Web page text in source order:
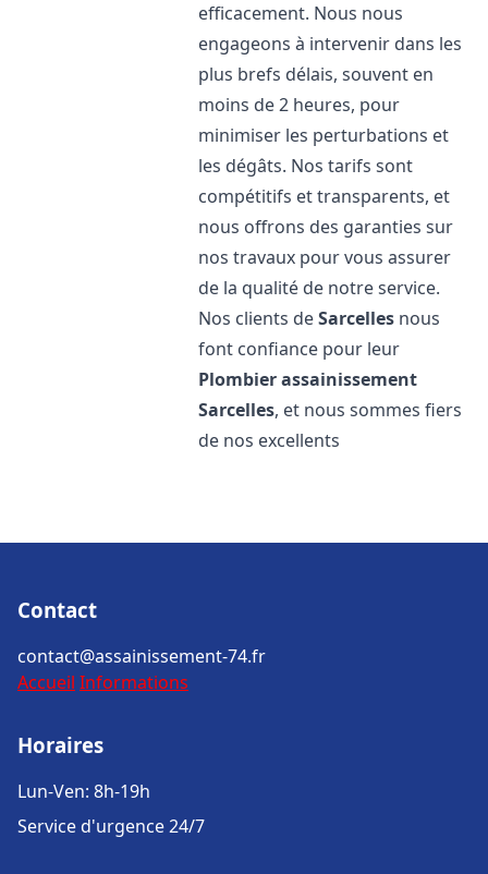
efficacement. Nous nous
engageons à intervenir dans les
plus brefs délais, souvent en
moins de 2 heures, pour
minimiser les perturbations et
les dégâts. Nos tarifs sont
compétitifs et transparents, et
nous offrons des garanties sur
nos travaux pour vous assurer
de la qualité de notre service.
Nos clients deSarcelles nous
font confiance pour leur
Plombier assainissement
Sarcelles, et nous sommes fiers
de nos excellents
Contact
contact@assainissement-74.fr
Accueil Informations
Horaires
Lun-Ven: 8h-19h
Service d'urgence 24/7